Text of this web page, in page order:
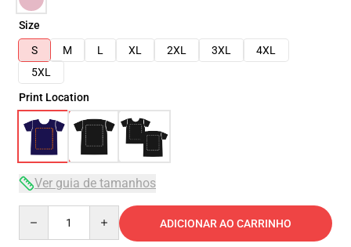
Size
S
M L XL 2XL 3XL
4XL
5XL
Print Location
Ver guia de tamanhos
ADICIONAR AO CARRINHO